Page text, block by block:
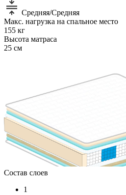
Средняя/Средняя
Макс. нагрузка на спальное место
155 кг
Высота матраса
25 см
Состав слоев
1